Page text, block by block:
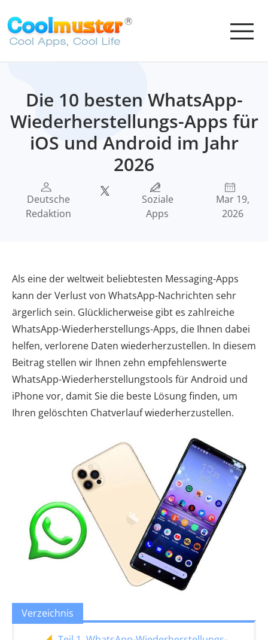
Die 10 besten WhatsApp-
Wiederherstellungs-Apps für
iOS und Android im Jahr
2026
Deutsche
Redaktion
Soziale
Apps
Mar 19,
2026
Als eine der weltweit beliebtesten Messaging-Apps
kann der Verlust von WhatsApp-Nachrichten sehr
ärgerlich sein. Glücklicherweise gibt es zahlreiche
WhatsApp-Wiederherstellungs-Apps, die Ihnen dabei
helfen, verlorene Daten wiederherzustellen. In diesem
Beitrag stellen wir Ihnen zehn empfehlenswerte
WhatsApp-Wiederherstellungstools für Android und
iPhone vor, damit Sie die beste Lösung finden, um
Ihren gelöschten Chatverlauf wiederherzustellen.
Verzeichnis